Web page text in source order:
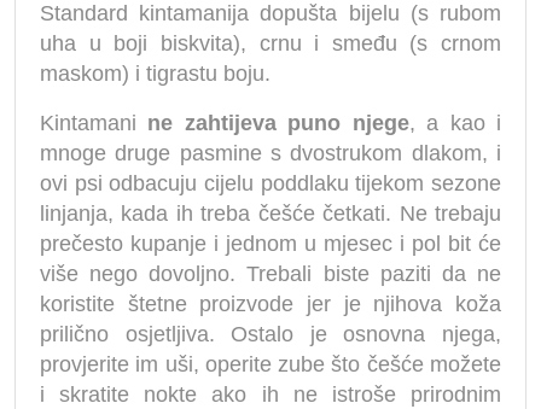
Standard kintamanija dopušta bijelu (s rubom
uha u boji biskvita), crnu i smeđu (s crnom
maskom) i tigrastu boju.
Kintamani ne zahtijeva puno njege, a kao i
mnoge druge pasmine s dvostrukom dlakom, i
ovi psi odbacuju cijelu poddlaku tijekom sezone
linjanja, kada ih treba češće četkati. Ne trebaju
prečesto kupanje i jednom u mjesec i pol bit će
više nego dovoljno. Trebali biste paziti da ne
koristite štetne proizvode jer je njihova koža
prilično osjetljiva. Ostalo je osnovna njega,
provjerite im uši, operite zube što češće možete
i skratite nokte ako ih ne istroše prirodnim